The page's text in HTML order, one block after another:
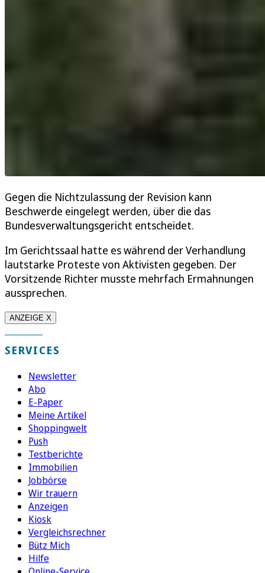
Gegen die Nichtzulassung der Revision kann
Beschwerde eingelegt werden, über die das
Bundesverwaltungsgericht entscheidet.
Im Gerichtssaal hatte es während der Verhandlung
lautstarke Proteste von Aktivisten gegeben. Der
Vorsitzende Richter musste mehrfach Ermahnungen
aussprechen.
ANZEIGE X
SERVICES
Newsletter
Abo
E-Paper
Meine Artikel
Shoppingwelt
Push
Testberichte
Immobilien
Jobbörse
Wir trauern
Anzeigen
Kiosk
Vergleichsrechner
Bütz Mich
Hilfe